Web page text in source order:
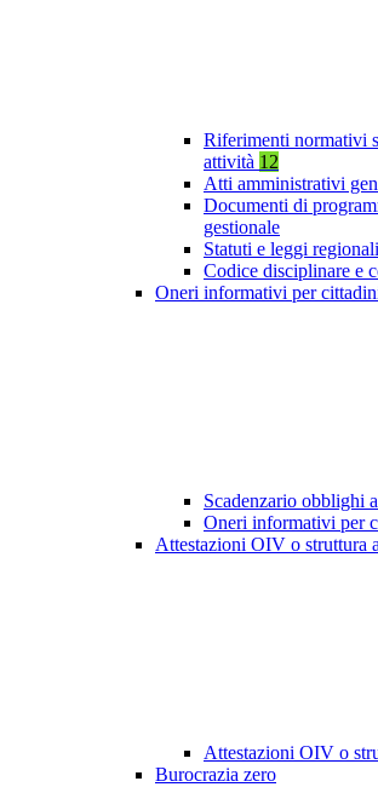
Riferimenti normativi
attività 12
Atti amministrativi
Documenti di
gestionale
Statuti e leggi regionali
Codice disciplinare e
Oneri informativi per
Scadenzario obblighi
Oneri informativi per
Attestazioni OIV o struttura
Attestazioni OIV o
Burocrazia zero